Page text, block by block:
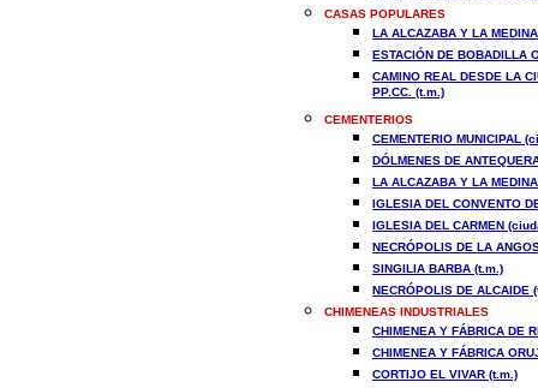
CASAS POPULARES
LA ALCAZABA Y LA
ESTACIÓN DE BOBADILLA
CAMINO REAL DESDE LA
PP.CC. (t.m.)
CEMENTERIOS
CEMENTERIO MUNICIPAL
DÓLMENES DE
LA ALCAZABA Y LA
IGLESIA DEL CONVENTO
IGLESIA DEL CARMEN
NECRÓPOLIS DE LA
SINGILIA BARBA (t.m.)
NECRÓPOLIS DE ALCAIDE
CHIMENEAS INDUSTRIALES
CHIMENEA Y FÁBRICA DE
CHIMENEA Y FÁBRICA
CORTIJO EL VIVAR (t.m.)